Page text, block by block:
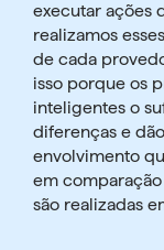
executar ações
realizamos
de cada
isso porque os
inteligentes o
diferenças e
envolvimento
em
são realizadas